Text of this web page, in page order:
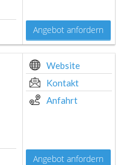
Angebot anfordern
Website
Kontakt
Anfahrt
Angebot anfordern